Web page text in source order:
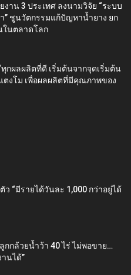
งาน 3 ประเทศ ลงนามวิจัย “ระบบ
” ชูนวัตกรรมแก้ปัญหาน้ำยาง ยก
ในตลาดโลก
กผลผลิตที่ดี เริ่มต้นจากจุดเริ่มต้น
ตงโม เพื่อผลผลิตที่มีคุณภาพของ
ว “มีรายได้วันละ 1,000 กว่าอยู่ได้
กกล้วยน้ำว้า 40 ไร่ ไม่พอขาย…
นได้”‬